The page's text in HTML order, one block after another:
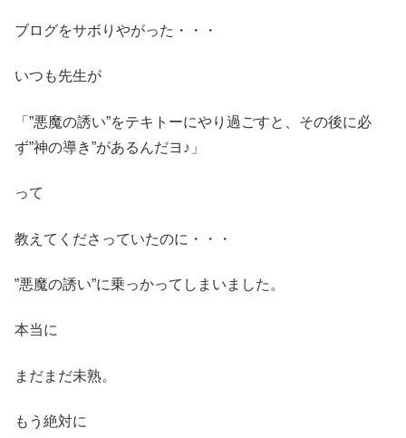
ブログをサボりやがった・・・
いつも先生が
「”悪魔の誘い”をテキトーにやり過ごすと、その後に必
ず”神の導き”があるんだヨ♪」
って
教えてくださっていたのに・・・
”悪魔の誘い”に乗っかってしまいました。
本当に
まだまだ未熟。
もう絶対に